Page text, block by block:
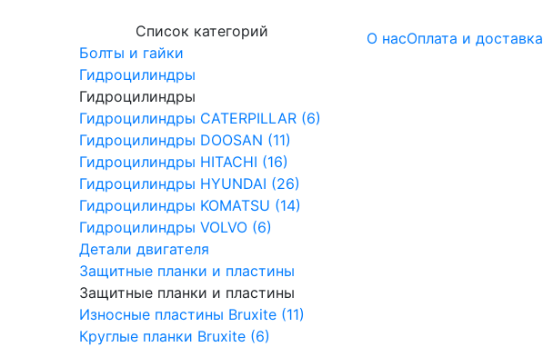
Список категорий
Болты и гайки
Гидроцилиндры
Гидроцилиндры
Гидроцилиндры CATERPILLAR (6)
Гидроцилиндры DOOSAN (11)
Гидроцилиндры HITACHI (16)
Гидроцилиндры HYUNDAI (26)
Гидроцилиндры KOMATSU (14)
Гидроцилиндры VOLVO (6)
Детали двигателя
Защитные планки и пластины
Защитные планки и пластины
Износные пластины Bruxite (11)
Круглые планки Bruxite (6)
О насОплата и доставка